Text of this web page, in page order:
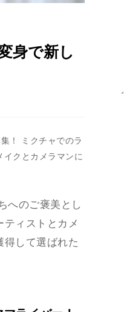
身で新し
！ ミクチャでのラ
クとカメラマンに
へのご褒美とし
ィストとカメ
得して選ばれた